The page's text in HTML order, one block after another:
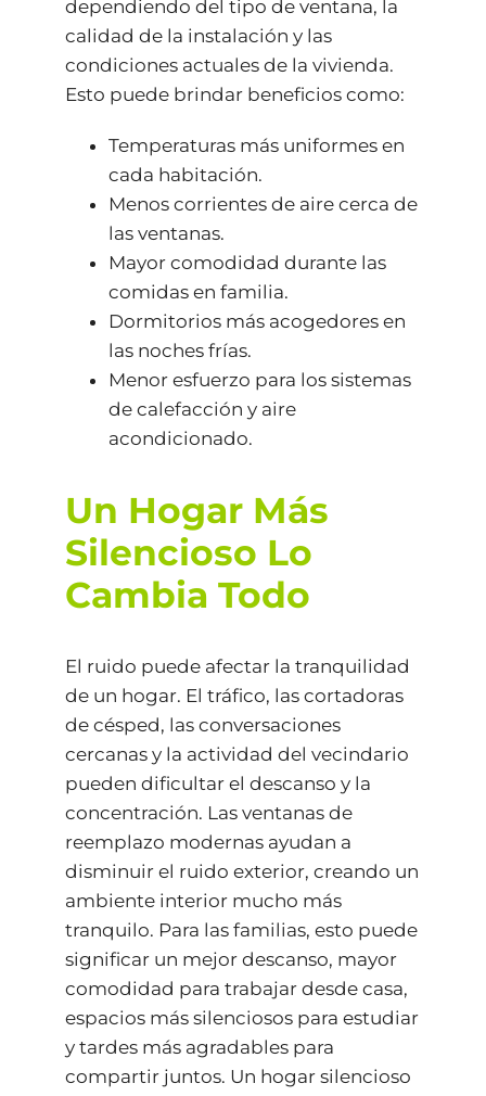
dependiendo del tipo de ventana, la
calidad de la instalación y las
condiciones actuales de la vivienda.
Esto puede brindar beneficios como:
Temperaturas más uniformes en
cada habitación.
Menos corrientes de aire cerca de
las ventanas.
Mayor comodidad durante las
comidas en familia.
Dormitorios más acogedores en
las noches frías.
Menor esfuerzo para los sistemas
de calefacción y aire
acondicionado.
Un Hogar Más
Silencioso Lo
Cambia Todo
El ruido puede afectar la tranquilidad
de un hogar. El tráfico, las cortadoras
de césped, las conversaciones
cercanas y la actividad del vecindario
pueden dificultar el descanso y la
concentración. Las ventanas de
reemplazo modernas ayudan a
disminuir el ruido exterior, creando un
ambiente interior mucho más
tranquilo. Para las familias, esto puede
significar un mejor descanso, mayor
comodidad para trabajar desde casa,
espacios más silenciosos para estudiar
y tardes más agradables para
compartir juntos. Un hogar silencioso